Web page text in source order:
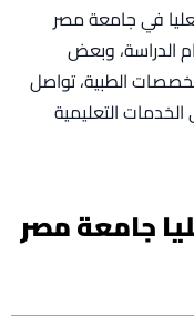
في جامعة مصر
الدراسة، وبعض
الطبية، تواصل
التعليمية
جامعة مصر